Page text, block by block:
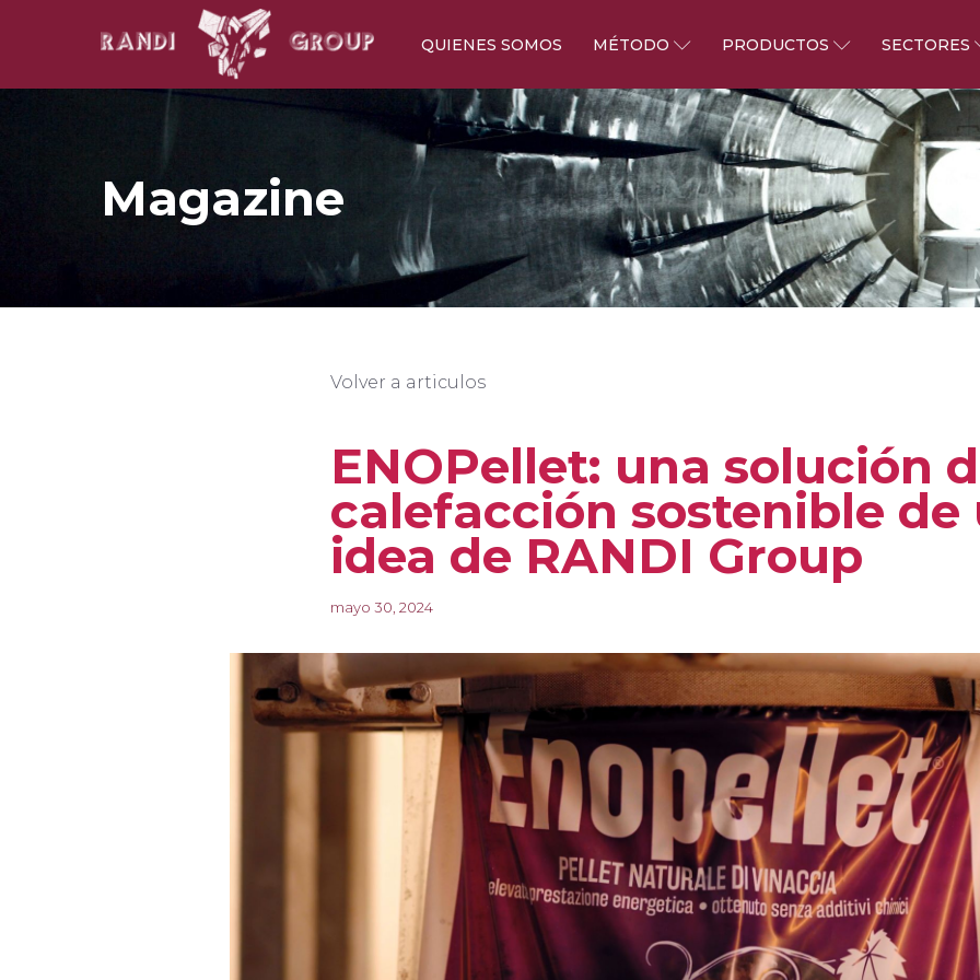
QUIENES SOMOS MÉTODO
Método
Proceso de producción
Sostenibilidad y Certificaciones
PRODUCTOS
Productos
Ácido tartárico
Crémor tártaro
Alcohol etílico
Tartrato de potasio neutro
SECTORES
Otros
Magazine
Volver a articulos
ENOPellet: una solución
calefacción sostenible de
idea de RANDI Group
mayo 30, 2024